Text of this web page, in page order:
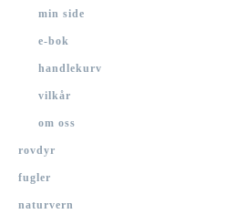
min side
e-bok
handlekurv
vilkår
om oss
rovdyr
fugler
naturvern